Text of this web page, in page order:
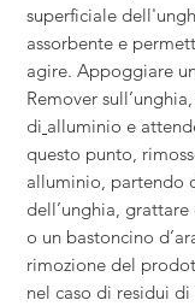
superficiale
assorbente e
agire. Appoggiare
Remover
di alluminio e
questo punto,
alluminio, partendo
dell’unghia,
o un bastoncino
rimozione del
nel caso di residui